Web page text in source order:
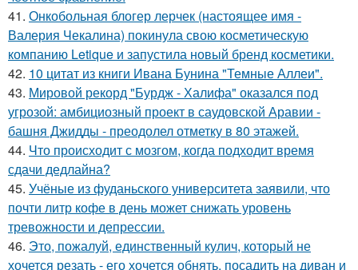
41. Онкобольная блогер лерчек (настоящее имя -
Валерия Чекалина) покинула свою косметическую
компанию Letique и запустила новый бренд косметики.
42. 10 цитат из книги Ивана Бунина "Темные Аллеи".
43. Мировой рекорд "Бурдж - Халифа" оказался под
угрозой: амбициозный проект в саудовской Аравии -
башня Джидды - преодолел отметку в 80 этажей.
44. Что происходит с мозгом, когда подходит время
сдачи дедлайна?
45. Учёные из фуданьского университета заявили, что
почти литр кофе в день может снижать уровень
тревожности и депрессии.
46. Это, пожалуй, единственный кулич, который не
хочется резать - его хочется обнять, посадить на диван и